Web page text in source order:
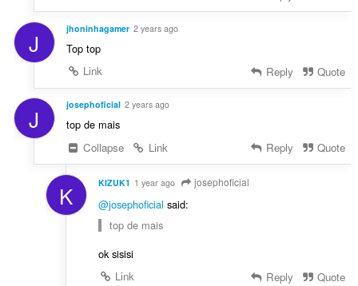
J jhoninhagamer 2 years ago
Top top
Link
Reply Quote
J josephoficial 2 years ago
top de mais
Collapse
Link Reply Quote
K KIZUK1 1 year ago josephoficial
@josephoficial said:
top de mais
ok sisisi
Link
Reply Quote